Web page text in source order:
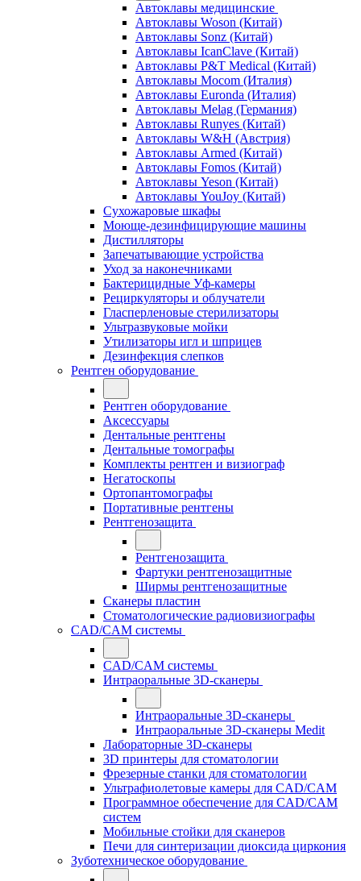
Автоклавы медицинские
Автоклавы Woson (Китай)
Автоклавы Sonz (Китай)
Автоклавы IcanClave (Китай)
Автоклавы P&T Medical (Китай)
Автоклавы Mocom (Италия)
Автоклавы Euronda (Италия)
Автоклавы Melag (Германия)
Автоклавы Runyes (Китай)
Автоклавы W&H (Австрия)
Автоклавы Armed (Китай)
Автоклавы Fomos (Китай)
Автоклавы Yeson (Китай)
Автоклавы YouJoy (Китай)
Сухожаровые шкафы
Моюще-дезинфицирующие машины
Дистилляторы
Запечатывающие устройства
Уход за наконечниками
Бактерицидные Уф-камеры
Рециркуляторы и облучатели
Гласперленовые стерилизаторы
Ультразвуковые мойки
Утилизаторы игл и шприцев
Дезинфекция слепков
Рентген оборудование
Рентген оборудование
Аксессуары
Дентальные рентгены
Дентальные томографы
Комплекты рентген и визиограф
Негатоскопы
Ортопантомографы
Портативные рентгены
Рентгенозащита
Рентгенозащита
Фартуки рентгенозащитные
Ширмы рентгенозащитные
Сканеры пластин
Стоматологические радиовизиографы
CAD/CAM системы
CAD/CAM системы
Интраоральные 3D-сканеры
Интраоральные 3D-сканеры
Интраоральные 3D-сканеры Medit
Лабораторные 3D-сканеры
3D принтеры для стоматологии
Фрезерные станки для стоматологии
Ультрафиолетовые камеры для CAD/CAM
Программное обеспечение для CAD/CAM
систем
Мобильные стойки для сканеров
Печи для синтеризации диоксида циркония
Зуботехническое оборудование